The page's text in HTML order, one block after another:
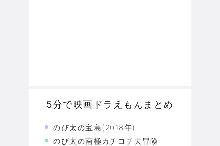
5分で映画ドラえもんまとめ
のび太の宝島(2018年)
のび太の南極カチコチ大冒険